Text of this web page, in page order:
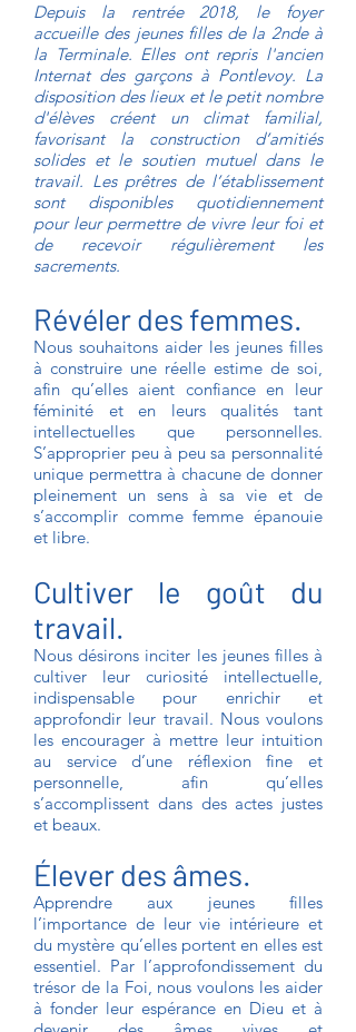
Depuis la rentrée 2018, le foyer
accueille des jeunes filles de la 2nde à
la Terminale. Elles ont repris l'ancien
Internat des garçons à Pontlevoy. La
disposition des lieux et le petit nombre
d'élèves créent un climat familial,
favorisant la construction d’amitiés
solides et le soutien mutuel dans le
travail. Les prêtres de l’établissement
sont disponibles quotidiennement
pour leur permettre de vivre leur foi et
de recevoir régulièrement les
sacrements.
Révéler des femmes.
Nous souhaitons aider les jeunes filles
à construire une réelle estime de soi,
afin qu’elles aient confiance en leur
féminité et en leurs qualités tant
intellectuelles que personnelles.
S’approprier peu à peu sa personnalité
unique permettra à chacune de donner
pleinement un sens à sa vie et de
s’accomplir comme femme épanouie
et libre.
Cultiver le goût du
travail.
Nous désirons inciter les jeunes filles à
cultiver leur curiosité intellectuelle,
indispensable pour enrichir et
approfondir leur travail. Nous voulons
les encourager à mettre leur intuition
au service d’une réflexion fine et
personnelle, afin qu’elles
s’accomplissent dans des actes justes
et beaux.
Élever des âmes.
Apprendre aux jeunes filles
l’importance de leur vie intérieure et
du mystère qu’elles portent en elles est
essentiel. Par l’approfondissement du
trésor de la Foi, nous voulons les aider
à fonder leur espérance en Dieu et à